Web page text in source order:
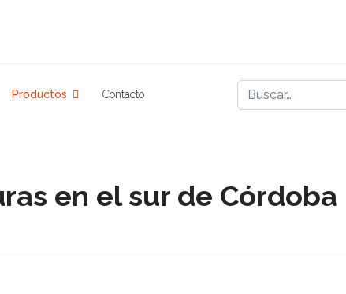
Productos Contacto Buscar
en el sur de Córdoba